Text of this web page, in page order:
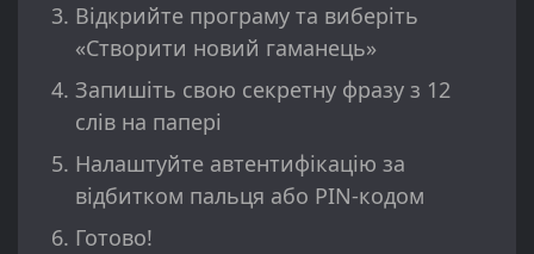
Відкрийте програму та виберіть
«Створити новий гаманець»
Запишіть свою секретну фразу з 12
слів на папері
Налаштуйте автентифікацію за
відбитком пальця або PIN-кодом
Готово!